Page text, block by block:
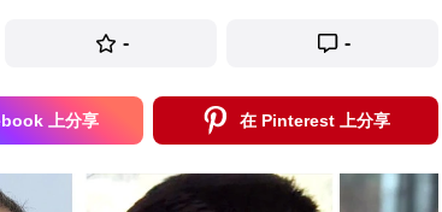
- -
上分享 在 Pinterest 上分享